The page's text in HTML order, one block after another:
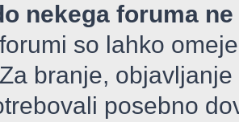
nekega foruma
so lahko
branje,
posebno